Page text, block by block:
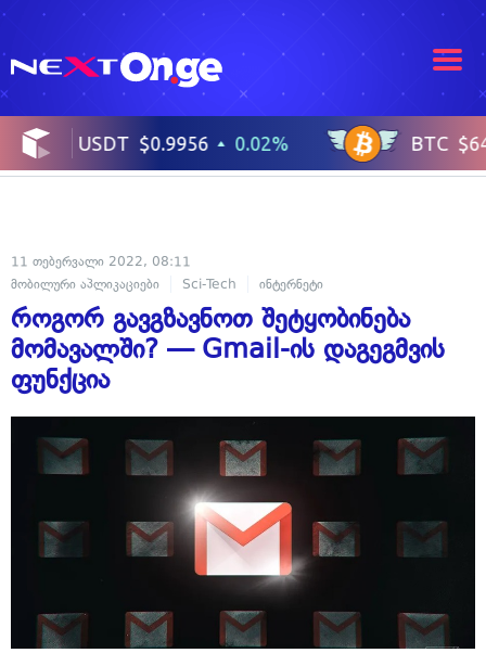
11 თებერვალი 2022, 08:11
მობილური აპლიკაციები
Sci-Tech ინტერნეტი
როგორ გავგზავნოთ შეტყობინება
მომავალში? — Gmail-ის დაგეგმვის
ფუნქცია